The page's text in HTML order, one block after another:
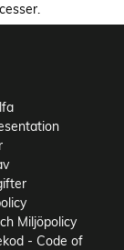
Miljöpolicy
- Code of